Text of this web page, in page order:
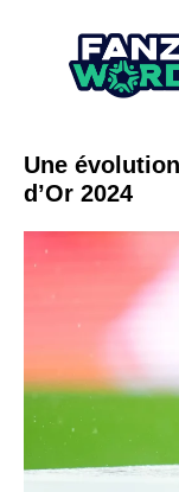
Une
d’Or 2024